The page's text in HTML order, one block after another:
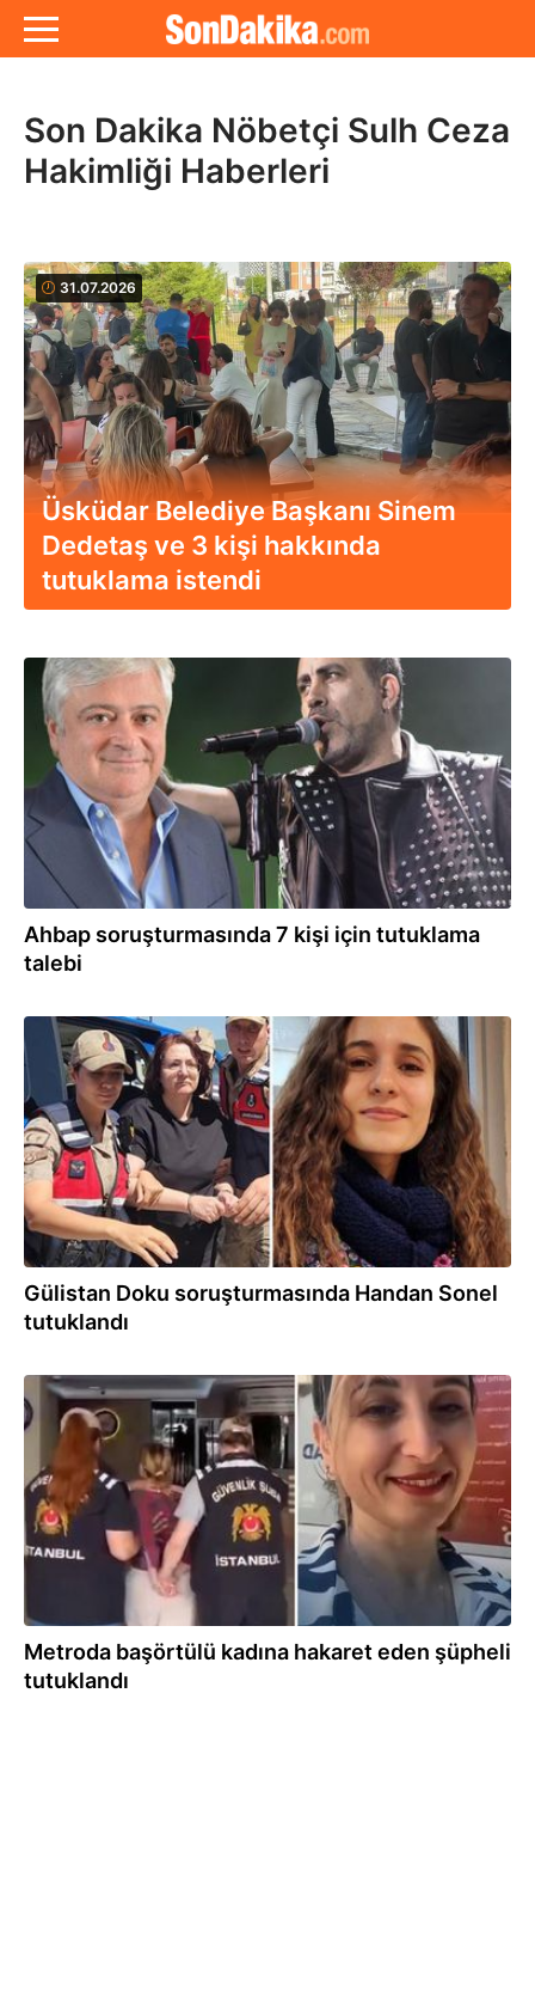
Son Dakika Nöbetçi Sulh Ceza
Hakimliği Haberleri
31.07.2026
Üsküdar Belediye Başkanı Sinem
Dedetaş ve 3 kişi hakkında
tutuklama istendi
30.07.2026
Ahbap soruşturmasında 7 kişi için tutuklama
talebi
24.07.2026
Gülistan Doku soruşturmasında Handan Sonel
tutuklandı
22.06.2026
Metroda başörtülü kadına hakaret eden şüpheli
tutuklandı